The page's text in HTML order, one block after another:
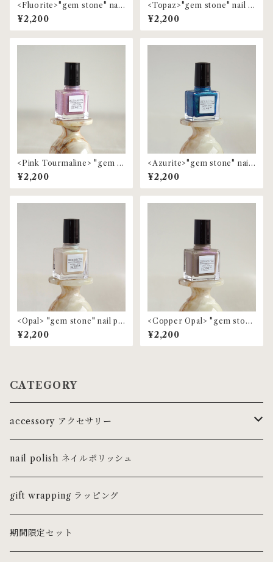
<Fluorite>"gem stone" nail
polish
¥2,200
<Topaz>"gem stone" nail p
olish
¥2,200
<Pink Tourmaline> "gem st
one" nail polish
¥2,200
<Azurite>"gem stone" nail
polish
¥2,200
<Opal> "gem stone" nail po
lish
¥2,200
<Copper Opal> "gem ston
e" nail polish
¥2,200
CATEGORY
accessory アクセサリー
ring リング
ピンキーリング
necklace ネックレス・チョーカー
pierce ピアス
nail polish ネイルポリッシュ
gift wrapping ラッピング
期間限定セット